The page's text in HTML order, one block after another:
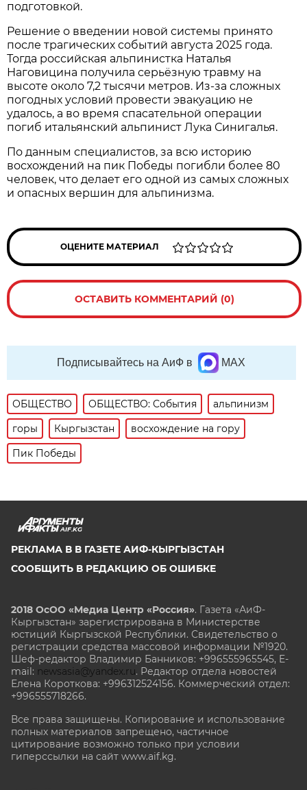
подготовкой.
Решение о введении новой системы принято
после трагических событий августа 2025 года.
Тогда российская альпинистка Наталья
Наговицина получила серьёзную травму на
высоте около 7,2 тысячи метров. Из-за сложных
погодных условий провести эвакуацию не
удалось, а во время спасательной операции
погиб итальянский альпинист Лука Синигалья.
По данным специалистов, за всю историю
восхождений на пик Победы погибли более 80
человек, что делает его одной из самых сложных
и опасных вершин для альпинизма.
ОЦЕНИТЕ МАТЕРИАЛ
ОСТАВИТЬ КОММЕНТАРИЙ (0)
Подписывайтесь на АиФ в MAX
ОБЩЕСТВО ОБЩЕСТВО: События
альпинизм
горы
Кыргызстан
восхождение на гору
Пик Победы
AIF.KG
РЕКЛАМА В В ГАЗЕТЕ АИФ-КЫРГЫЗСТАН
СООБЩИТЬ В РЕДАКЦИЮ ОБ ОШИБКЕ
2018 ОсОО «Медиа Центр «Россия». Газета «АиФ-
Кыргызстан» зарегистрирована в Министерстве
юстиций Кыргызской Республики. Свидетельство о
регистрации средства массовой информации №1920.
Шеф-редактор Владимир Банников: +996555965545, E-
mail: newsasia@yandex.ru. Редактор отдела новостей
Елена Короткова: +996312524156. Коммерческий отдел:
+996555718266.
Все права защищены. Копирование и использование
полных материалов запрещено, частичное
цитирование возможно только при условии
гиперссылки на сайт www.aif.kg.